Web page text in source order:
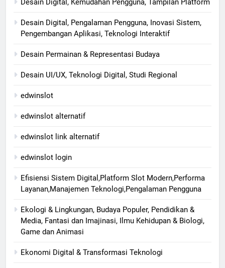
Desain Digital, Kemudahan Pengguna, Tampilan Platform
Desain Digital, Pengalaman Pengguna, Inovasi Sistem,
Pengembangan Aplikasi, Teknologi Interaktif
Desain Permainan & Representasi Budaya
Desain UI/UX, Teknologi Digital, Studi Regional
edwinslot
edwinslot alternatif
edwinslot link alternatif
edwinslot login
Efisiensi Sistem Digital,Platform Slot Modern,Performa
Layanan,Manajemen Teknologi,Pengalaman Pengguna
Ekologi & Lingkungan, Budaya Populer, Pendidikan &
Media, Fantasi dan Imajinasi, Ilmu Kehidupan & Biologi,
Game dan Animasi
Ekonomi Digital & Transformasi Teknologi